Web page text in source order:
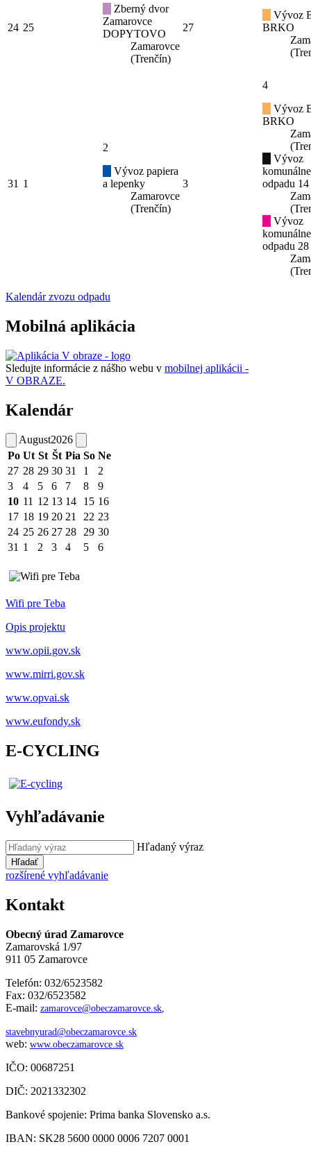
24 25
Zberný dvor
Zamarovce
DOPYTOVO
Zamarovce
(Trenčín)
27
Vývoz
BRKO
31 1
2
Vývoz papiera
a lepenky
Zamarovce
(Trenčín)
3
4
Vývoz
BRKO
Vývoz
odpadu
Vývoz
odpadu
Kalendár zvozu odpadu
Mobilná aplikácia
Sledujte informácie z nášho webu v mobilnej aplikácii -
V OBRAZE.
Kalendár
August2026
Po Ut St Št Pia So Ne
27 28 29 30 31 1
2
3
4 5 6 7 8
9
10 11 12 13 14 15 16
17 18 19 20 21 22 23
24 25 26 27 28 29 30
31 1 2 3 4 5 6
Wifi pre Teba
Opis projektu
www.opii.gov.sk
www.mirri.gov.sk
www.opvai.sk
www.eufondy.sk
E-CYCLING
Vyhľadávanie
Hľadaný výraz
Hľadať
rozšírené vyhľadávanie
Kontakt
Obecný úrad Zamarovce
Zamarovská 1/97
911 05 Zamarovce
Telefón: 032/6523582
Fax: 032/6523582
E-mail: zamarovce@obeczamarovce.sk
stavebnyurad@obeczamarovce.sk
web: www.obeczamarovce.sk
IČO: 00687251
DIČ: 2021332302
Bankové spojenie: Prima banka Slovensko a.s.
IBAN: SK28 5600 0000 0006 7207 0001